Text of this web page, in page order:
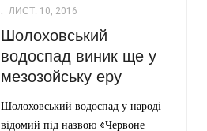
ЛИСТ. 10, 2016
Шолоховський
водоспад виник ще у
мезозойську еру
Шолоховський водоспад у народі
відомий під назвою «Червоне